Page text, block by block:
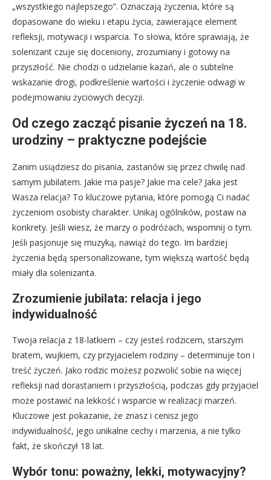
„wszystkiego najlepszego”. Oznaczają życzenia, które są
dopasowane do wieku i etapu życia, zawierające element
refleksji, motywacji i wsparcia. To słowa, które sprawiają, że
solenizant czuje się doceniony, zrozumiany i gotowy na
przyszłość. Nie chodzi o udzielanie kazań, ale o subtelne
wskazanie drogi, podkreślenie wartości i życzenie odwagi w
podejmowaniu życiowych decyzji.
Od czego zacząć pisanie życzeń na 18.
urodziny – praktyczne podejście
Zanim usiądziesz do pisania, zastanów się przez chwilę nad
samym jubilatem. Jakie ma pasje? Jakie ma cele? Jaka jest
Wasza relacja? To kluczowe pytania, które pomogą Ci nadać
życzeniom osobisty charakter. Unikaj ogólników, postaw na
konkrety. Jeśli wiesz, że marzy o podróżach, wspomnij o tym.
Jeśli pasjonuje się muzyką, nawiąż do tego. Im bardziej
życzenia będą spersonalizowane, tym większą wartość będą
miały dla solenizanta.
Zrozumienie jubilata: relacja i jego
indywidualność
Twoja relacja z 18-latkiem – czy jesteś rodzicem, starszym
bratem, wujkiem, czy przyjacielem rodziny – determinuje ton i
treść życzeń. Jako rodzic możesz pozwolić sobie na więcej
refleksji nad dorastaniem i przyszłością, podczas gdy przyjaciel
może postawić na lekkość i wsparcie w realizacji marzeń.
Kluczowe jest pokazanie, że znasz i cenisz jego
indywidualność, jego unikalne cechy i marzenia, a nie tylko
fakt, że skończył 18 lat.
Wybór tonu: poważny, lekki, motywacyjny?